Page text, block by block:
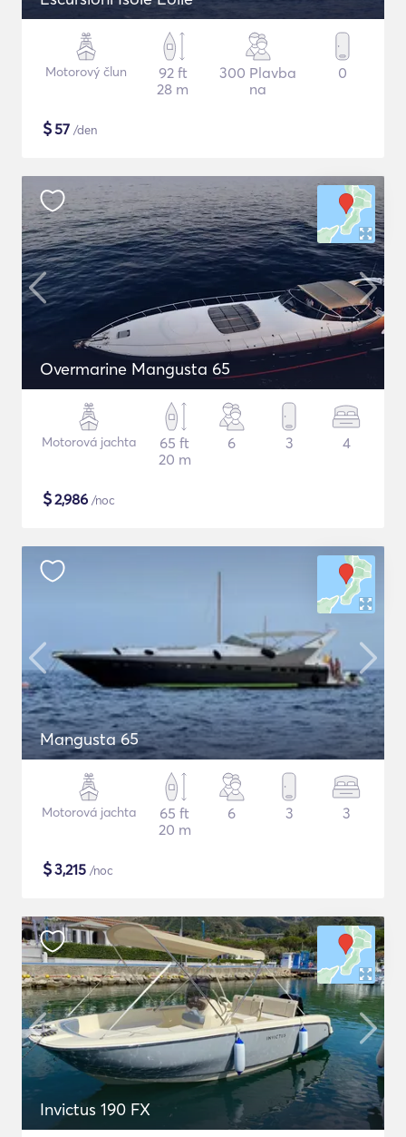
Motorový člun
92 ft
28 m
300 Plavba
na
0
$57 /den
Overmarine Mangusta 65
Motorová jachta
65 ft
20 m
6 3 4
$2,986 /noc
Mangusta 65
Motorová jachta
65 ft
20 m
6 3 3
$3,215 /noc
Invictus 190 FX